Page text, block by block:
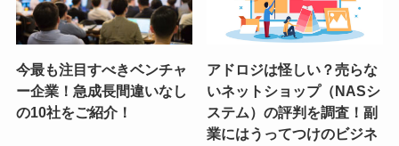
今最も注目すべきベンチャ
ー企業！急成長間違いなし
の10社をご紹介！
アドロジは怪しい？売らな
いネットショップ（NASシ
ステム）の評判を調査！副
業にはうってつけのビジネ